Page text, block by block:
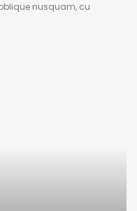
nusquam, cu